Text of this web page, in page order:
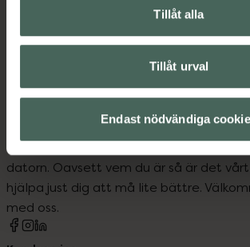
Tillåt alla
Tillåt urval
Endast nödvändiga
Förkylning och feber
Kronans Apotek finns här för dig. Du
syd till Lappland i norr, och online i
datorn. Oavsett vem du är så är det
hjälpa just dig att må lite bättre.
med oss.